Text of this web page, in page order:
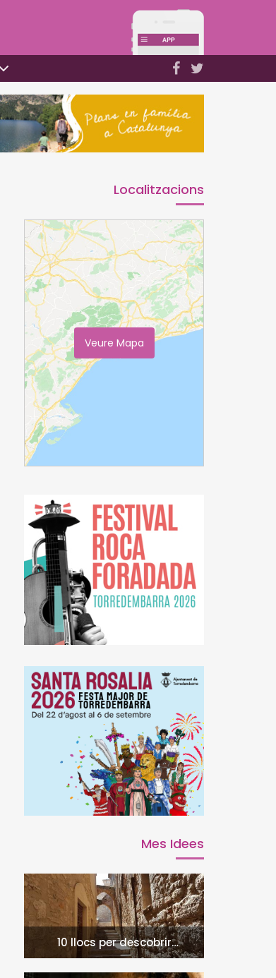
Localitzacions
Veure Mapa
Mes Idees
10 llocs per descobrir
Montblanc